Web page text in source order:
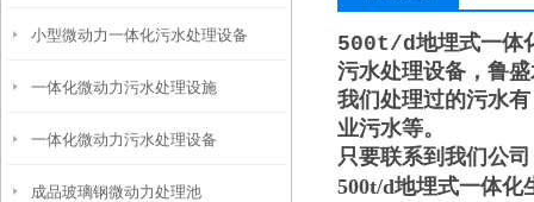
小型微动力一体化污水处理设备
一体化微动力污水处理设施
一体化微动力污水处理设备
成品玻璃钢微动力处理池
500t/d地埋式一体
污水处理设备，鲁
我们处理过的污水
业污水等。
只要联系到我们公
500t/d地埋式一体化